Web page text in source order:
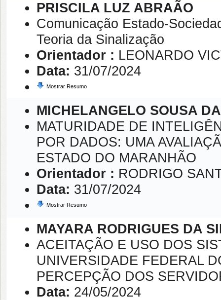
PRISCILA LUZ ABRAÃO
Comunicação Estado-
Teoria da Sinalização
Orientador : LEONARDO
Data: 31/07/2024
Mostrar Resumo
MICHELANGELO SOUSA
MATURIDADE DE
POR DADOS: UMA
ESTADO DO MARANHÃO
Orientador : RODRIGO
Data: 31/07/2024
Mostrar Resumo
MAYARA RODRIGUES DA
ACEITAÇÃO E USO DOS
UNIVERSIDADE FEDERAL
PERCEPÇÃO DOS
Data: 24/05/2024